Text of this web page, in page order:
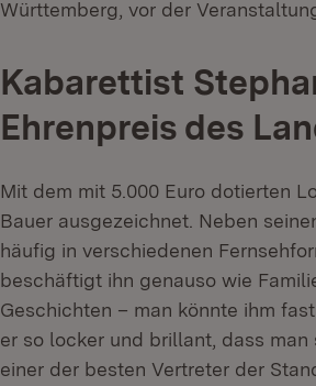
Württemberg, vor der
Kabarettist
Ehrenpreis des
Mit dem mit 5.000 Euro dotierten
Bauer ausgezeichnet. Neben
häufig in verschiedenen
beschäftigt ihn genauso wie
Geschichten – man könnte ihm
er so locker und brillant, dass
einer der besten Vertreter der